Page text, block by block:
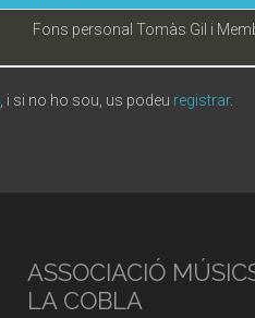
Fons personal Tomàs Gil i
, i si no ho sou, us podeu registrar.
ASSOCIACIÓ
LA COBLA